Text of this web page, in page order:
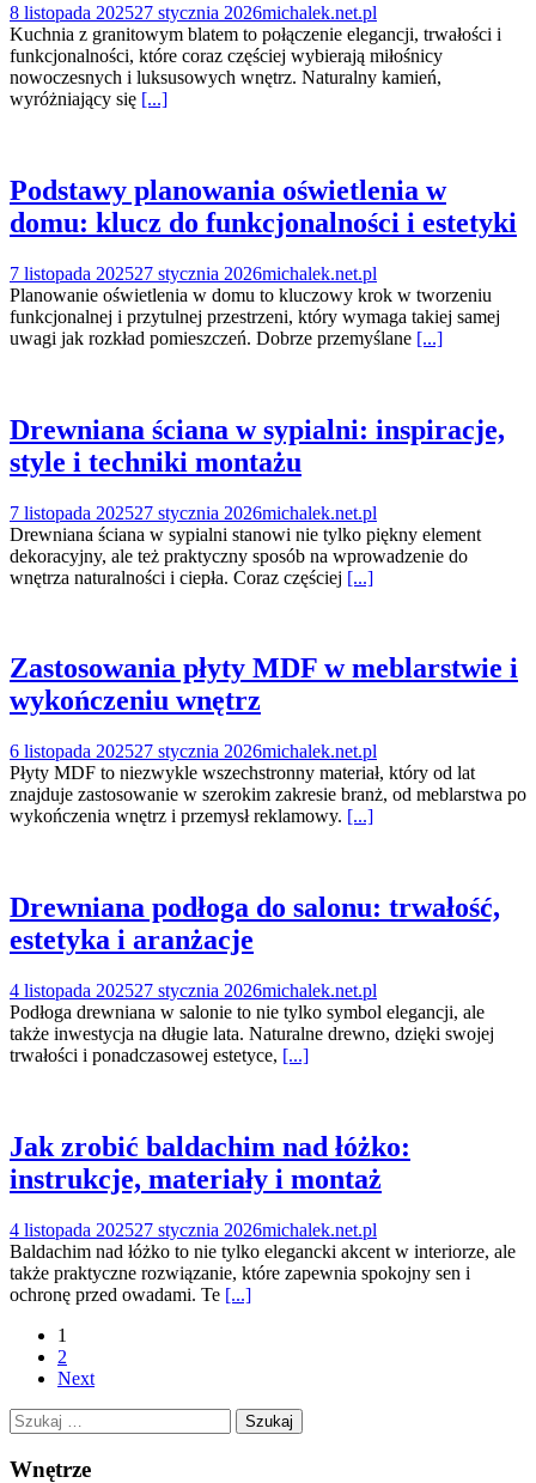
8 listopada 202527 stycznia 2026michalek.net.pl
Kuchnia z granitowym blatem to połączenie elegancji, trwałości i
funkcjonalności, które coraz częściej wybierają miłośnicy
nowoczesnych i luksusowych wnętrz. Naturalny kamień,
wyróżniający się [...]
Podstawy planowania oświetlenia w
domu: klucz do funkcjonalności i estetyki
7 listopada 202527 stycznia 2026michalek.net.pl
Planowanie oświetlenia w domu to kluczowy krok w tworzeniu
funkcjonalnej i przytulnej przestrzeni, który wymaga takiej samej
uwagi jak rozkład pomieszczeń. Dobrze przemyślane [...]
Drewniana ściana w sypialni: inspiracje,
style i techniki montażu
7 listopada 202527 stycznia 2026michalek.net.pl
Drewniana ściana w sypialni stanowi nie tylko piękny element
dekoracyjny, ale też praktyczny sposób na wprowadzenie do
wnętrza naturalności i ciepła. Coraz częściej [...]
Zastosowania płyty MDF w meblarstwie i
wykończeniu wnętrz
6 listopada 202527 stycznia 2026michalek.net.pl
Płyty MDF to niezwykle wszechstronny materiał, który od lat
znajduje zastosowanie w szerokim zakresie branż, od meblarstwa po
wykończenia wnętrz i przemysł reklamowy. [...]
Drewniana podłoga do salonu: trwałość,
estetyka i aranżacje
4 listopada 202527 stycznia 2026michalek.net.pl
Podłoga drewniana w salonie to nie tylko symbol elegancji, ale
także inwestycja na długie lata. Naturalne drewno, dzięki swojej
trwałości i ponadczasowej estetyce, [...]
Jak zrobić baldachim nad łóżko:
instrukcje, materiały i montaż
4 listopada 202527 stycznia 2026michalek.net.pl
Baldachim nad łóżko to nie tylko elegancki akcent w interiorze, ale
także praktyczne rozwiązanie, które zapewnia spokojny sen i
ochronę przed owadami. Te [...]
Posts
navigation
1
2
Next
Szukaj:
Wnętrze